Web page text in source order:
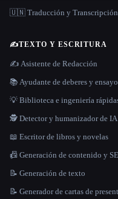
🇺🇳 Traducción y Transcripción
✍️TEXTO Y ESCRITURA
✍️ Asistente de Redacción
📚 Ayudante de deberes y
💡 Biblioteca e ingeniería
🕵️ Detector y humanizador de IA
📖 Escritor de libros y novelas
📠 Generación de contenido y
📝 Generación de texto
📝 Generador de cartas de